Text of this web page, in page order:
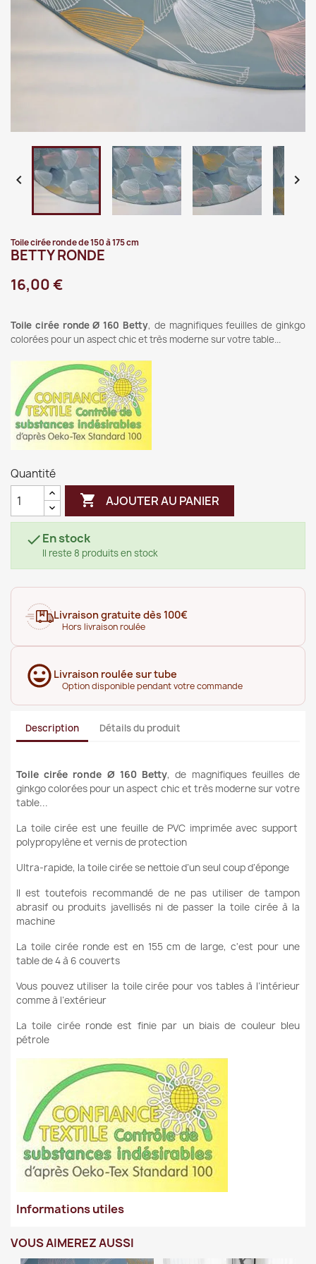
 
Toile cirée ronde de 150 à 175 cm
BETTY RONDE
16,00 €
Toile cirée ronde Ø 160 Betty, de magnifiques feuilles de ginkgo
colorées pour un aspect chic et très moderne sur votre table...
Quantité
 AJOUTER AU PANIER
En stock
Il reste 8 produits en stock
Livraison gratuite dès 100€
Hors livraison roulée
Livraison roulée sur tube
Option disponible pendant votre commande
Description Détails du produit
Toile cirée ronde Ø 160 Betty, de magnifiques feuilles de
ginkgo colorées pour un aspect chic et très modernesur votre
table...
La toile cirée est une feuille de PVC imprimée avec support
polypropylène et vernis de protection
Ultra-rapide, la toile cirée se nettoie d’un seul coup d’éponge
Il est toutefois recommandé de ne pas utiliser de tampon
abrasif ou produits javellisés ni de passer la toile cirée à la
machine
La toile cirée ronde est en 155 cm de large, c'est pour une
table de 4 à 6 couverts
Vous pouvez utiliser la toile cirée pour vos tables à l’intérieur
comme à l’extérieur
La toile cirée ronde est finie par un biais de couleur bleu
pétrole
Informations utiles
VOUS AIMEREZ AUSSI